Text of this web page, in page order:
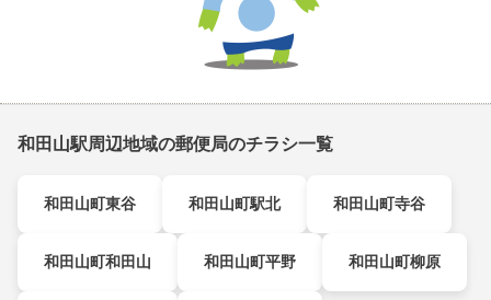
和田山駅周辺地域の郵便局のチラシ一覧
和田山町東谷 和田山町駅北 和田山町寺谷
和田山町和田山 和田山町平野 和田山町柳原